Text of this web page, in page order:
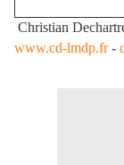
Christian
www.cd-lmdp.fr-